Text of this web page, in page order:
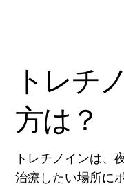
トレチ
方は？
トレチノインは、
治療したい場所に